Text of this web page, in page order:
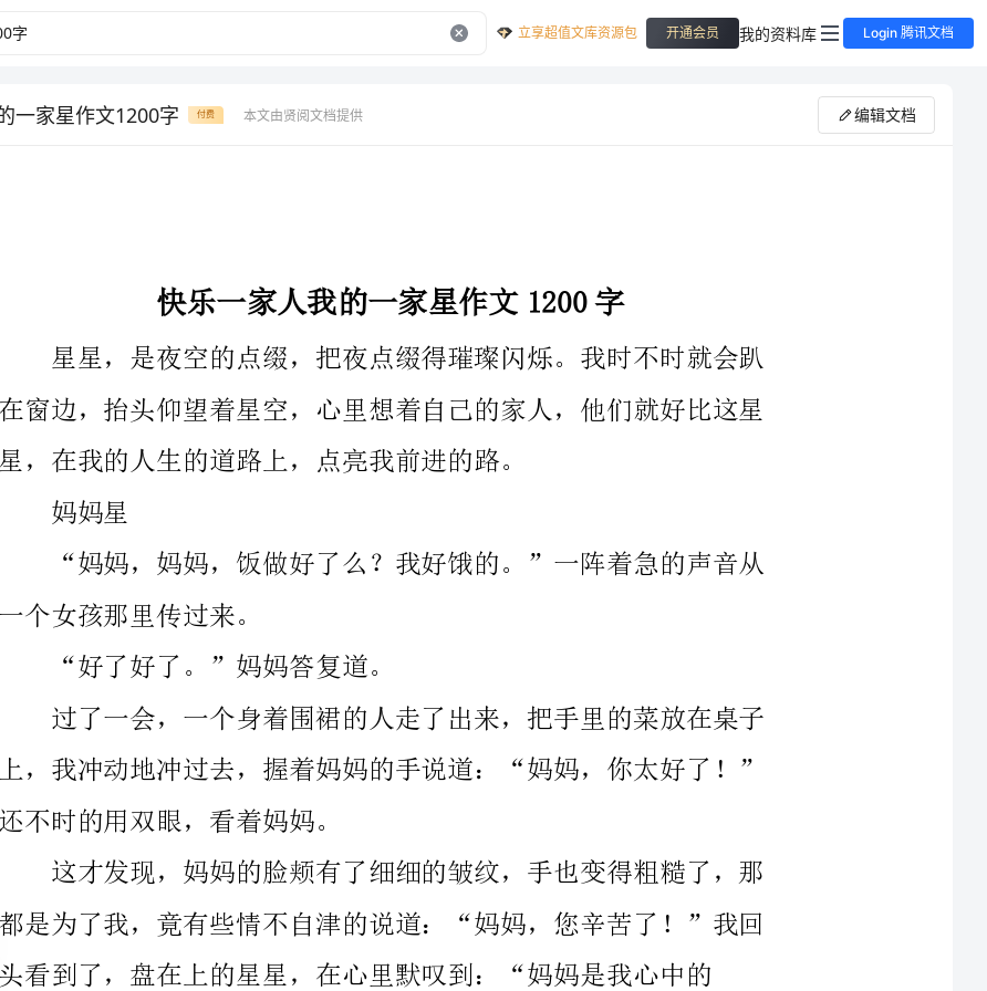
立享超值文库资源包 开通会员 我的资料库 Login 腾讯文档
一家星作文1200字 付费 本文由贤阅文档提供 编辑文档
晚上我们坐在家里看电视，爸爸手里握着遥控器。关心的问
我：“最近学习怎么样？在学校过得好么？”我似乎习惯的答复
道：“不错啊，你的女儿会差么？”我一笑而过但爸爸又说：
在窗边，抬头仰望着星空，心里想着自己的家人，他们就好比这星
星，在我的人生的道路上，点亮我前进的路。
过了一会，一个身着围裙的人走了出来，把手里的菜放在桌子
都是为了我，竟有些情不自津的说道：“妈妈，您辛苦了！”我回
头看到了，盘在上的星星，在心里默叹到：“妈妈是我心中的